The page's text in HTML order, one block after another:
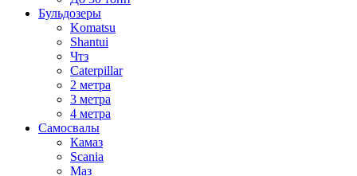
Бульдозеры
Komatsu
Shantui
Чтз
Caterpillar
2 метра
3 метра
4 метра
Самосвалы
Камаз
Scania
Маз